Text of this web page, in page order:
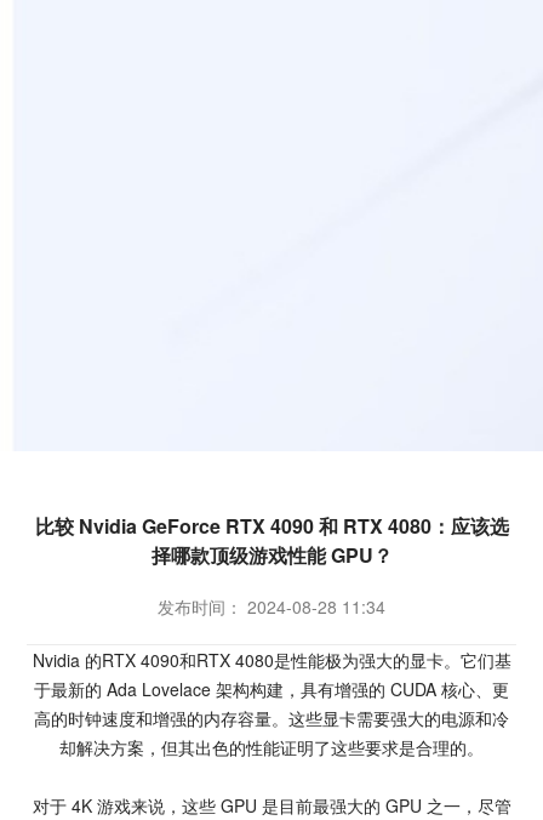
比较 Nvidia GeForce RTX 4090 和 RTX 4080：应该选
择哪款顶级游戏性能 GPU？
发布时间： 2024-08-28 11:34
Nvidia 的RTX 4090和RTX 4080是性能极为强大的显卡。它们基
于最新的 Ada Lovelace 架构构建，具有增强的 CUDA 核心、更
高的时钟速度和增强的内存容量。这些显卡需要强大的电源和冷
却解决方案，但其出色的性能证明了这些要求是合理的。
对于 4K 游戏来说，这些 GPU 是目前最强大的 GPU 之一，尽管